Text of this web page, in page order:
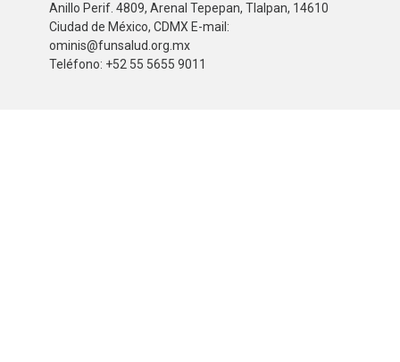
Anillo Perif. 4809, Arenal Tepepan, Tlalpan, 14610
Ciudad de México, CDMX E-mail:
ominis@funsalud.org.mx
Teléfono: +52 55 5655 9011